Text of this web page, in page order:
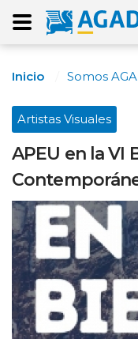
Inicio Somos
Artistas Visuales
APEU en la VI